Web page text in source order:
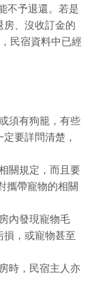
不予退還。若是
房、沒收訂金的
民宿資料中已經
須有狗籠，有些
要詳問清楚，
關規定，而且要
攜帶寵物的相關
內發現寵物毛
損，或寵物甚至
時，民宿主人亦